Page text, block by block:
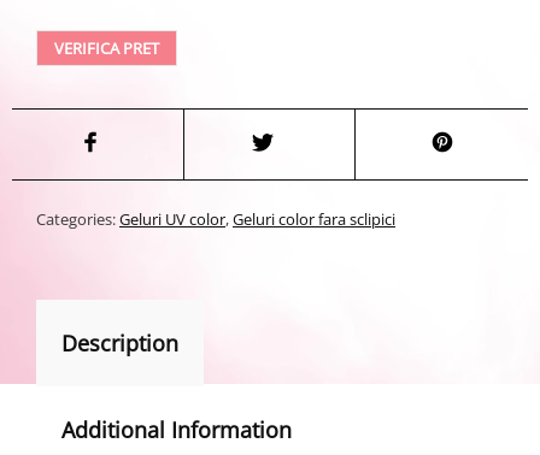
VERIFICA PRET
Categories:Geluri UV color,Geluri color fara sclipici
Description
Additional Information